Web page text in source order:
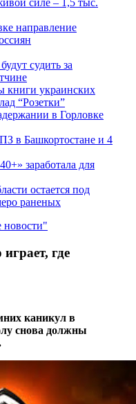
направление
судить за
книги украинских
“Розетки”
в Горловке
в Башкортостане и 4
заработала для
остается под
раненых
новости"
где
каникул в
снова должны